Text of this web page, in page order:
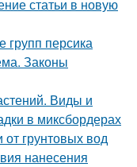
статьи в новую
групп персика
Законы
Виды и
в миксбордерах
грунтовых вод
нанесения